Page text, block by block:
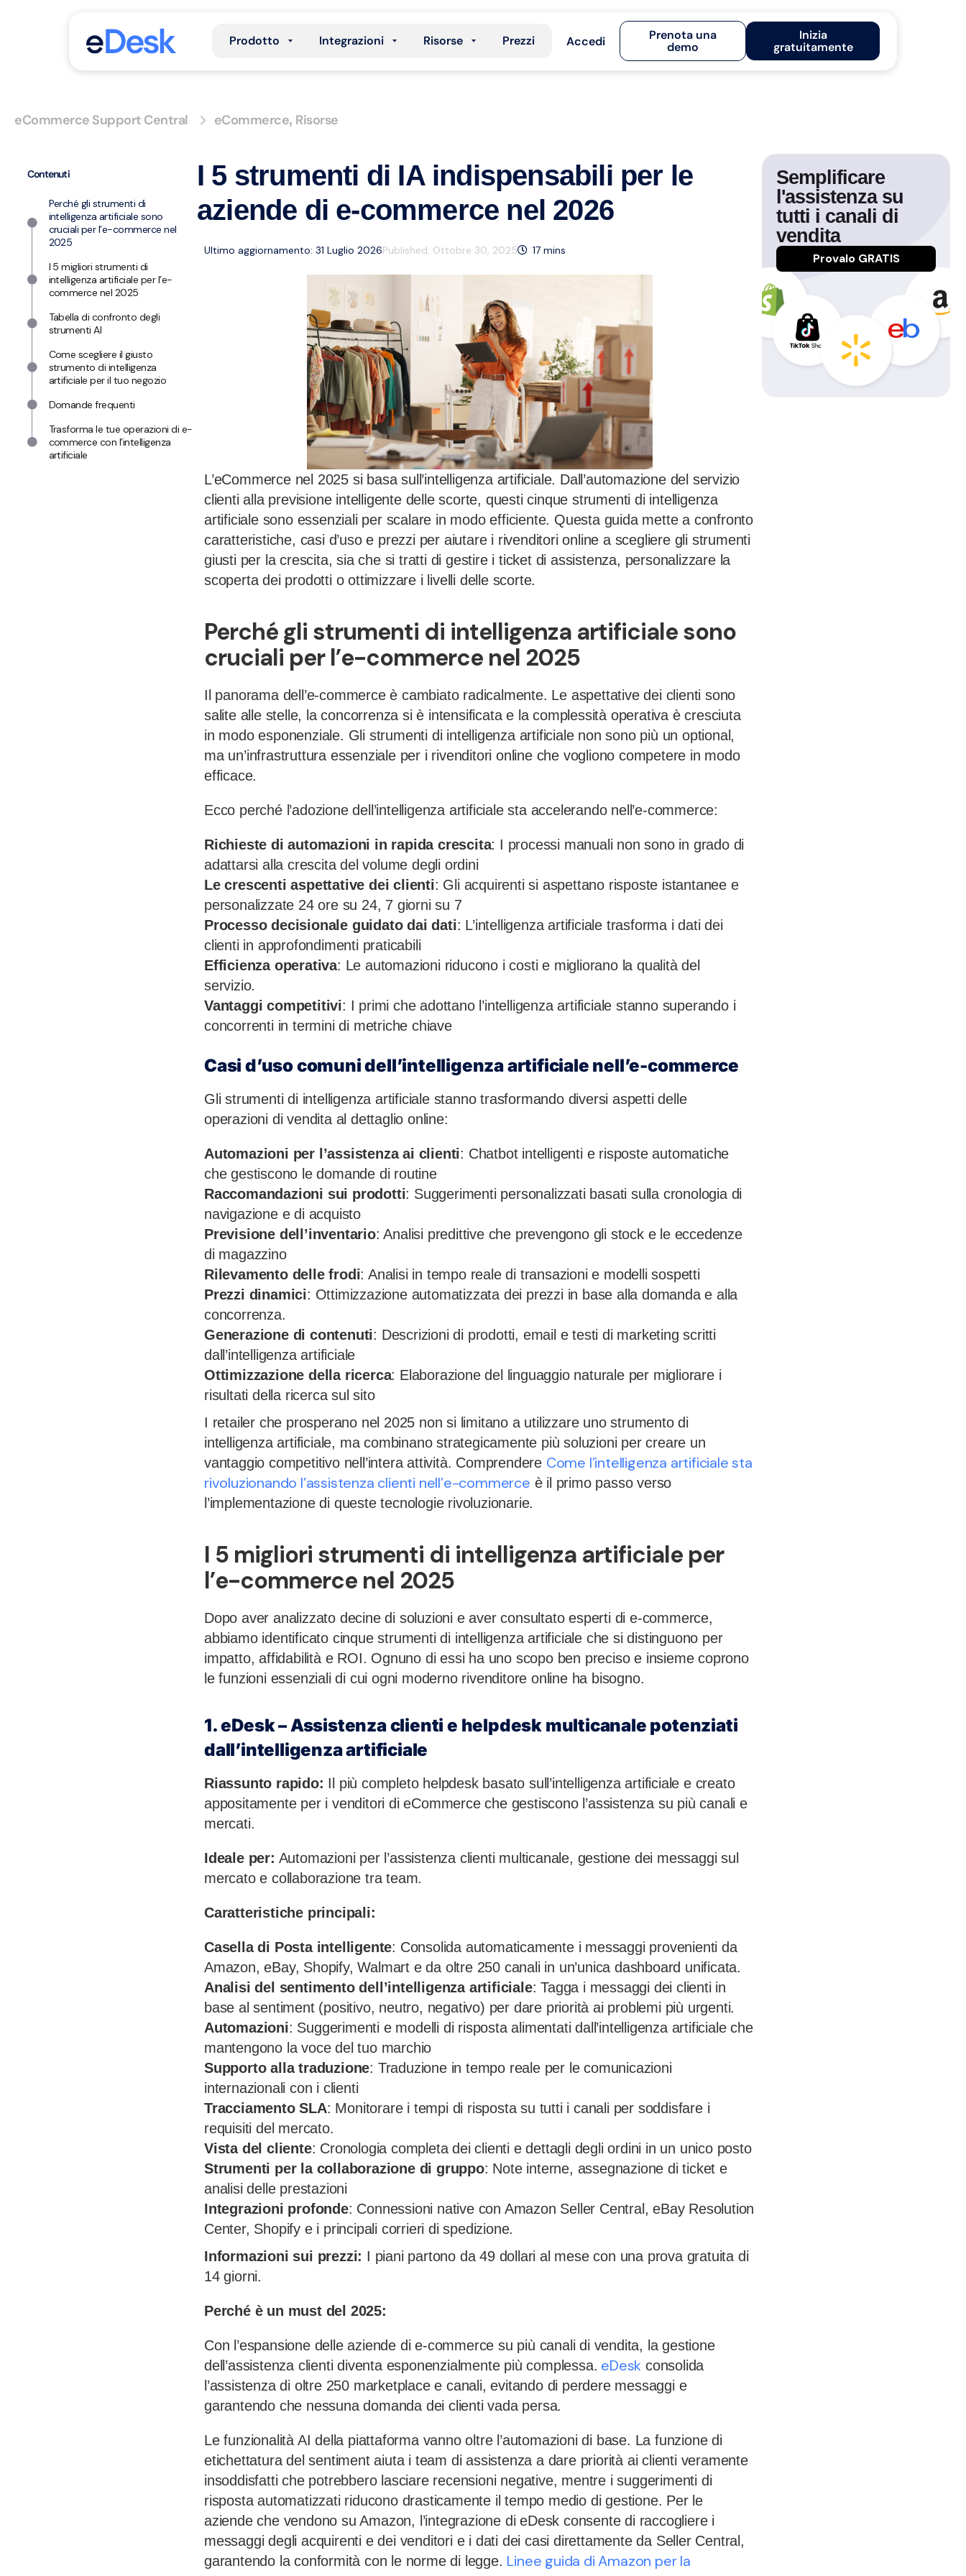
Prodotto Integrazioni Risorse Prezzi Accedi
Prenota una
demo
Inizia
gratuitamente
eCommerce Support Central eCommerce, Risorse
Contenuti
Perché gli strumenti di
intelligenza artificiale sono
cruciali per l’e-commerce nel
2025
I 5 migliori strumenti di
intelligenza artificiale per l’e-
commerce nel 2025
Tabella di confronto degli
strumenti AI
Come scegliere il giusto
strumento di intelligenza
artificiale per il tuo negozio
Domande frequenti
Trasforma le tue operazioni di e-
commerce con l’intelligenza
artificiale
I 5 strumenti di IA indispensabili per le
aziende di e-commerce nel 2026
Ultimo aggiornamento: 31 Luglio 2026Published: Ottobre 30, 2025 17 mins
L’eCommerce nel 2025 si basa sull’intelligenza artificiale. Dall’automazione del servizio
clienti alla previsione intelligente delle scorte, questi cinque strumenti di intelligenza
artificiale sono essenziali per scalare in modo efficiente. Questa guida mette a confronto
caratteristiche, casi d’uso e prezzi per aiutare i rivenditori online a scegliere gli strumenti
giusti per la crescita, sia che si tratti di gestire i ticket di assistenza, personalizzare la
scoperta dei prodotti o ottimizzare i livelli delle scorte.
Perché gli strumenti di intelligenza artificiale sono
cruciali per l’e-commerce nel 2025
Il panorama dell’e-commerce è cambiato radicalmente. Le aspettative dei clienti sono
salite alle stelle, la concorrenza si è intensificata e la complessità operativa è cresciuta
in modo esponenziale. Gli strumenti di intelligenza artificiale non sono più un optional,
ma un’infrastruttura essenziale per i rivenditori online che vogliono competere in modo
efficace.
Ecco perché l’adozione dell’intelligenza artificiale sta accelerando nell’e-commerce:
Richieste di automazioni in rapida crescita: I processi manuali non sono in grado di
adattarsi alla crescita del volume degli ordini
Le crescenti aspettative dei clienti: Gli acquirenti si aspettano risposte istantanee e
personalizzate 24 ore su 24, 7 giorni su 7
Processo decisionale guidato dai dati: L’intelligenza artificiale trasforma i dati dei
clienti in approfondimenti praticabili
Efficienza operativa: Le automazioni riducono i costi e migliorano la qualità del
servizio.
Vantaggi competitivi: I primi che adottano l’intelligenza artificiale stanno superando i
concorrenti in termini di metriche chiave
Casi d’uso comuni dell’intelligenza artificiale nell’e-commerce
Gli strumenti di intelligenza artificiale stanno trasformando diversi aspetti delle
operazioni di vendita al dettaglio online:
Automazioni per l’assistenza ai clienti: Chatbot intelligenti e risposte automatiche
che gestiscono le domande di routine
Raccomandazioni sui prodotti: Suggerimenti personalizzati basati sulla cronologia di
navigazione e di acquisto
Previsione dell’inventario: Analisi predittive che prevengono gli stock e le eccedenze
di magazzino
Rilevamento delle frodi: Analisi in tempo reale di transazioni e modelli sospetti
Prezzi dinamici: Ottimizzazione automatizzata dei prezzi in base alla domanda e alla
concorrenza.
Generazione di contenuti: Descrizioni di prodotti, email e testi di marketing scritti
dall’intelligenza artificiale
Ottimizzazione della ricerca: Elaborazione del linguaggio naturale per migliorare i
risultati della ricerca sul sito
I retailer che prosperano nel 2025 non si limitano a utilizzare uno strumento di
intelligenza artificiale, ma combinano strategicamente più soluzioni per creare un
vantaggio competitivo nell’intera attività. Comprendere Come l’intelligenza artificiale sta
rivoluzionando l’assistenza clienti nell’e-commerce è il primo passo verso
l’implementazione di queste tecnologie rivoluzionarie.
I 5 migliori strumenti di intelligenza artificiale per
l’e-commerce nel 2025
Dopo aver analizzato decine di soluzioni e aver consultato esperti di e-commerce,
abbiamo identificato cinque strumenti di intelligenza artificiale che si distinguono per
impatto, affidabilità e ROI. Ognuno di essi ha uno scopo ben preciso e insieme coprono
le funzioni essenziali di cui ogni moderno rivenditore online ha bisogno.
1. eDesk – Assistenza clienti e helpdesk multicanale potenziati
dall’intelligenza artificiale
Riassunto rapido: Il più completo helpdesk basato sull’intelligenza artificiale e creato
appositamente per i venditori di eCommerce che gestiscono l’assistenza su più canali e
mercati.
Ideale per: Automazioni per l’assistenza clienti multicanale, gestione dei messaggi sul
mercato e collaborazione tra team.
Caratteristiche principali:
Casella di Posta intelligente: Consolida automaticamente i messaggi provenienti da
Amazon, eBay, Shopify, Walmart e da oltre 250 canali in un’unica dashboard unificata.
Analisi del sentimento dell’intelligenza artificiale: Tagga i messaggi dei clienti in
base al sentiment (positivo, neutro, negativo) per dare priorità ai problemi più urgenti.
Automazioni: Suggerimenti e modelli di risposta alimentati dall’intelligenza artificiale che
mantengono la voce del tuo marchio
Supporto alla traduzione: Traduzione in tempo reale per le comunicazioni
internazionali con i clienti
Tracciamento SLA: Monitorare i tempi di risposta su tutti i canali per soddisfare i
requisiti del mercato.
Vista del cliente: Cronologia completa dei clienti e dettagli degli ordini in un unico posto
Strumenti per la collaborazione di gruppo: Note interne, assegnazione di ticket e
analisi delle prestazioni
Integrazioni profonde: Connessioni native con Amazon Seller Central, eBay Resolution
Center, Shopify e i principali corrieri di spedizione.
Informazioni sui prezzi: I piani partono da 49 dollari al mese con una prova gratuita di
14 giorni.
Perché è un must del 2025:
Con l’espansione delle aziende di e-commerce su più canali di vendita, la gestione
dell’assistenza clienti diventa esponenzialmente più complessa. eDesk consolida
l’assistenza di oltre 250 marketplace e canali, evitando di perdere messaggi e
garantendo che nessuna domanda dei clienti vada persa.
Le funzionalità AI della piattaforma vanno oltre l’automazioni di base. La funzione di
etichettatura del sentiment aiuta i team di assistenza a dare priorità ai clienti veramente
insoddisfatti che potrebbero lasciare recensioni negative, mentre i suggerimenti di
risposta automatizzati riducono drasticamente il tempo medio di gestione. Per le
aziende che vendono su Amazon, l’integrazione di eDesk consente di raccogliere i
messaggi degli acquirenti e dei venditori e i dati dei casi direttamente da Seller Central,
garantendo la conformità con le norme di legge. Linee guida di Amazon per la
Semplificare
l'assistenza su
tutti i canali di
vendita
Provalo GRATIS